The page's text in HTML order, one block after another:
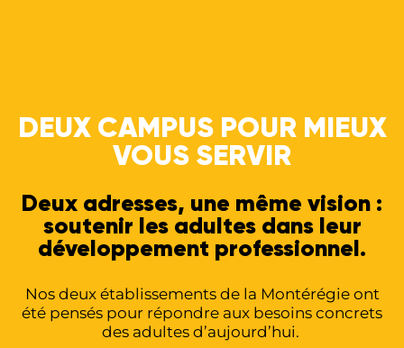
DEUX CAMPUS POUR MIEUX
VOUS SERVIR
Deux adresses, une même vision :
soutenir les adultes dans leur
développement professionnel.
Nos deux établissements de la Montérégie ont
été pensés pour répondre aux besoins concrets
des adultes d’aujourd’hui.